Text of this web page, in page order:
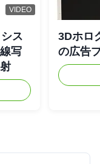
VIDEO
ス
写
3Dホロ
の広告